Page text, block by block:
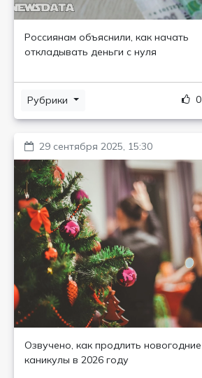
Россиянам объяснили, как начать
откладывать деньги с нуля
Рубрики 0
29 сентября 2025, 15:30
Озвучено, как продлить новогодние
каникулы в 2026 году